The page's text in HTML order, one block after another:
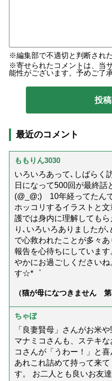
編集部で不適切と判断され
寄せられたコメントは、当
能性がございます。予めご了
最近のコメント
ももりん3030
いろいろあって､しばらく
日になって500回が最終話
(@_@;) 10年経ってたん
ホッコリするイラストと
護では身内に理解しても
り､いろいろありましたが
で心救われたことが多々
報告を心待ちにしていま
やかにお過ごしください
す☆*゜
（猫が母になつきません 第
ちゃぼ
「良妻賢母」さんがお米
マナミコさんも、ステキ
コさんが「うわー！」と喜
あれこれ詰めて持って来
す。 お二人とも良いお友達